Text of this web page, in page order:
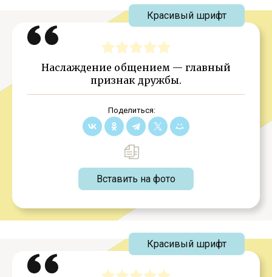
Наслаждение общением — главный
признак дружбы.
Поделиться:
Вставить на фото
Красивый шрифт
Красивый шрифт